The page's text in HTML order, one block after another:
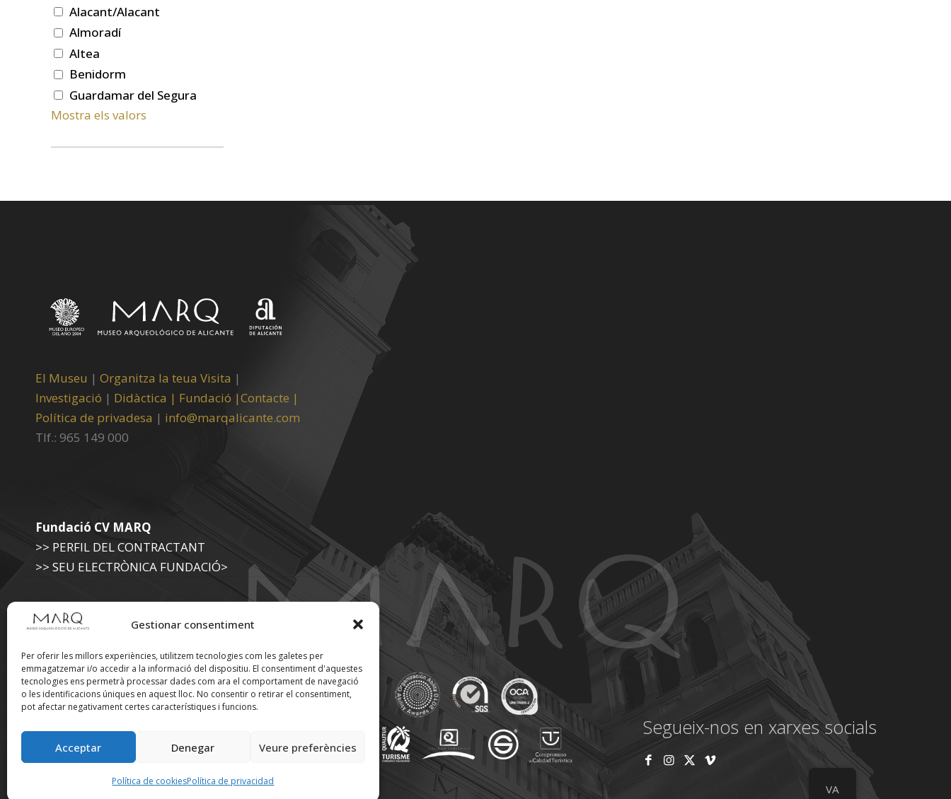
Gestionar consentiment
Per oferir les millors experiències, utilitzem tecnologies com les galetes per
emmagatzemar i/o accedir a la informació del dispositiu. El consentiment d'aquestes
tecnologies ens permetrà processar dades com ara el comportament de navegació
o les identificacions úniques en aquest lloc. No consentir o retirar el consentiment,
pot afectar negativament certes característiques i funcions.
Acceptar Denegar Veure preferències
Política de cookiesPolítica de privacidad
Alacant/Alacant
Almoradí
Altea
Benidorm
Guardamar del Segura
Mostra els valors
El Museu | Organitza la teua Visita |
Investigació | Didàctica | Fundació |Contacte |
Política de privadesa | info@marqalicante.com
Tlf.: 965 149 000
Fundació CV MARQ
>> PERFIL DEL CONTRACTANT
>> SEU ELECTRÒNICA FUNDACIÓ>
>> SEU ELECTRÒNICA DIPUTACIÓ
Suscríbete a nuestra
Newsletter
Segueix-nos en xarxes socials
VA